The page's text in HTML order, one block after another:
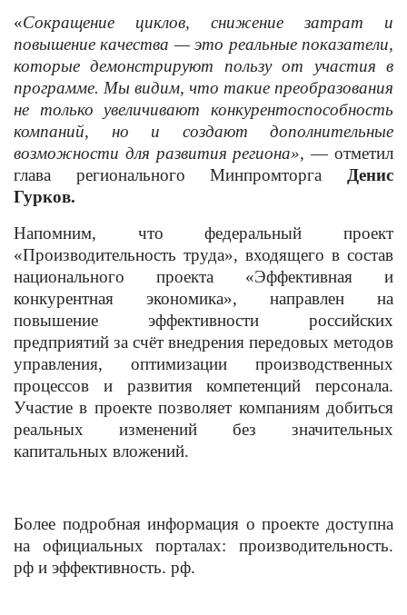
«Сокращение циклов, снижение затрат и
повышение качества — это реальные показатели,
которые демонстрируют пользу от участия в
программе. Мы видим, что такие преобразования
не только увеличивают конкурентоспособность
компаний, но и создают дополнительные
возможности для развития региона», — отметил
глава регионального Минпромторга Денис
Гурков.
Напомним, что федеральный проект
«Производительность труда», входящего в состав
национального проекта «Эффективная и
конкурентная экономика», направлен на
повышение эффективности российских
предприятий за счёт внедрения передовых методов
управления, оптимизации производственных
процессов и развития компетенций персонала.
Участие в проекте позволяет компаниям добиться
реальных изменений без значительных
капитальных вложений.
Более подробная информация о проекте доступна
на официальных порталах: производительность.
рф и эффективность. рф.